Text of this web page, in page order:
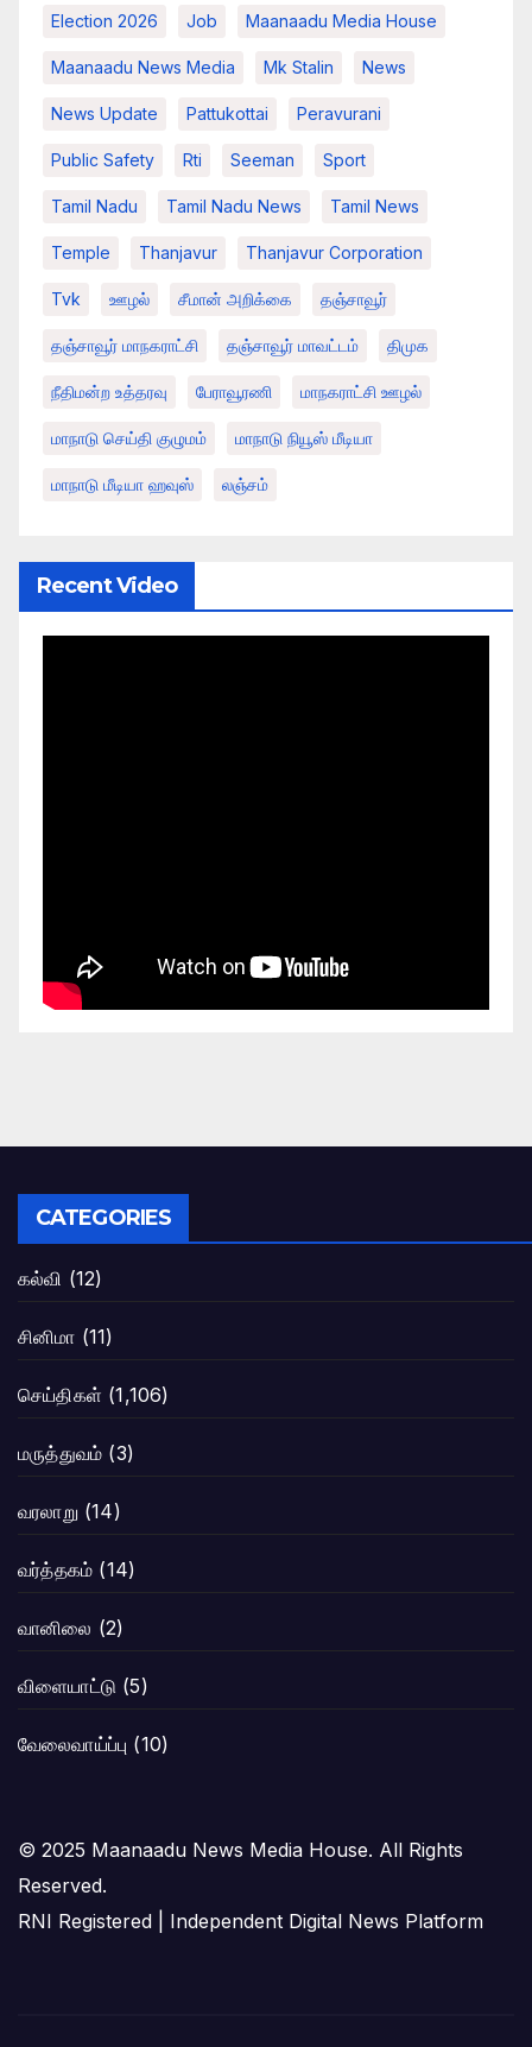
Election 2026 Job Maanaadu Media House
Maanaadu News Media Mk Stalin News
News Update Pattukottai Peravurani
Public Safety Rti Seeman Sport
Tamil Nadu Tamil Nadu News Tamil News
Temple Thanjavur Thanjavur Corporation
Tvk ஊழல் சீமான் அறிக்கை தஞ்சாவூர்
தஞ்சாவூர் மாநகராட்சி தஞ்சாவூர் மாவட்டம் திமுக
நீதிமன்ற உத்தரவு பேராவூரணி மாநகராட்சி ஊழல்
மாநாடு செய்தி குழுமம் மாநாடு நியூஸ் மீடியா
மாநாடு மீடியா ஹவுஸ் லஞ்சம்
Recent Video
CATEGORIES
கல்வி (12)
சினிமா (11)
செய்திகள் (1,106)
மருத்துவம் (3)
வரலாறு (14)
வர்த்தகம் (14)
வானிலை (2)
விளையாட்டு (5)
வேலைவாய்ப்பு (10)
© 2025 Maanaadu News Media House. All Rights
Reserved.
RNI Registered | Independent Digital News Platform